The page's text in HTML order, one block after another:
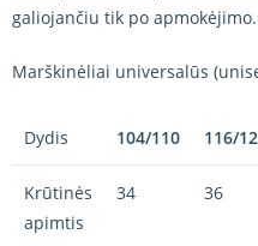
galiojančiu tik po apmokėjimo.
Marškinėliai universalūs
Dydis 104/110 116/
Krūtinės
apimtis
34 36